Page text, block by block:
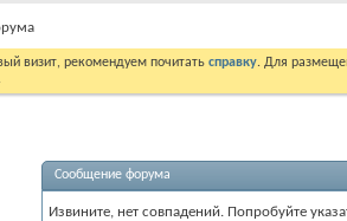
визит, рекомендуем почитать справку. Для
Сообщение форума
Извините, нет совпадений. Попробуйте